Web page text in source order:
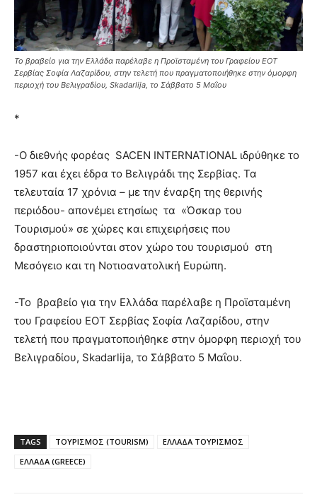
Το βραβείο για την Ελλάδα παρέλαβε η Προϊσταμένη του Γραφείου ΕΟΤ
Σερβίας Σοφία Λαζαρίδου, στην τελετή που πραγματοποιήθηκε στην όμορφη
περιοχή του Βελιγραδίου, Skadarlija, το Σάββατο 5 Μαΐου
*
-Ο διεθνής φορέας SACEN INTERNATIONAL ιδρύθηκε το
1957 και έχει έδρα το Βελιγράδι της Σερβίας. Τα
τελευταία 17 χρόνια – με την έναρξη της θερινής
περιόδου- απονέμει ετησίως τα «Όσκαρ του
Τουρισμού» σε χώρες και επιχειρήσεις που
δραστηριοποιούνται στον χώρο του τουρισμού στη
Μεσόγειο και τη Νοτιοανατολική Ευρώπη.
-Το βραβείο για την Ελλάδα παρέλαβε η Προϊσταμένη
του Γραφείου ΕΟΤ Σερβίας Σοφία Λαζαρίδου, στην
τελετή που πραγματοποιήθηκε στην όμορφη περιοχή του
Βελιγραδίου, Skadarlija, το Σάββατο 5 Μαΐου.
TAGS ΤΟΥΡΙΣΜΟΣ (TOURISM)
ΕΛΛΑΔΑ ΤΟΥΡΙΣΜΟΣ
ΕΛΛΑΔΑ (GREECE)